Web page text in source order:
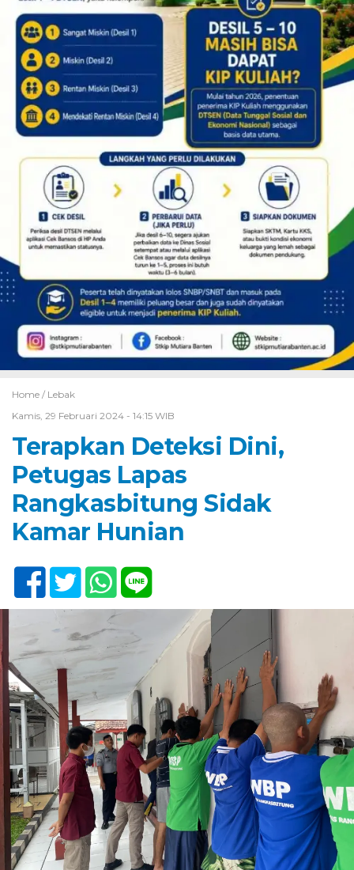
Home / Lebak
Kamis, 29 Februari 2024 - 14:15 WIB
Terapkan Deteksi Dini,
Petugas Lapas
Rangkasbitung Sidak
Kamar Hunian